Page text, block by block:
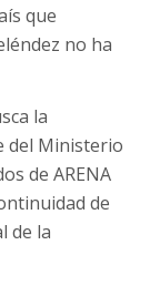
que
no ha
la
del Ministerio
de ARENA
de
de la